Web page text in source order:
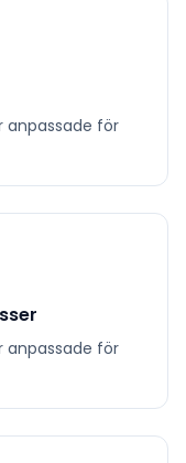
anpassade för
anpassade för